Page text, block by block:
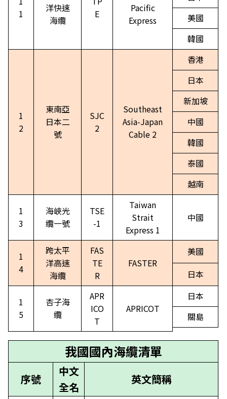
1
洋快速
海纜
E
Pacific
Express
美國
韓國
1
2
東南亞
日本二
號
SJC
2
Southeast
Asia-Japan
Cable 2
香港
日本
新加坡
中國
韓國
泰國
越南
1
3
海峽光
纜一號
TSE
-1
Taiwan
Strait
Express 1
中國
1
4
跨太平
洋高速
海纜
FAS
TE
R
FASTER
美國
日本
1
5
杏子海
纜
APR
ICO
T
APRICOT
日本
關島
我國國內海纜清單
序號
中文
全名
英文簡稱